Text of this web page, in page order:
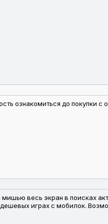
ознакомиться до покупки с
мишью весь экран в поисках
играх с мобилок.